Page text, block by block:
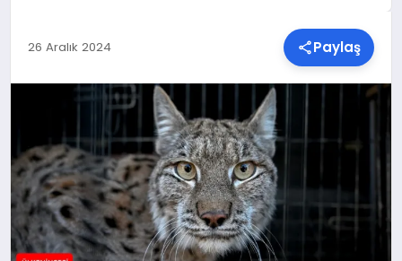
TEKNOLOJI
YAŞAM
MALATYA HABERLERI
26 Aralık 2024 Paylaş